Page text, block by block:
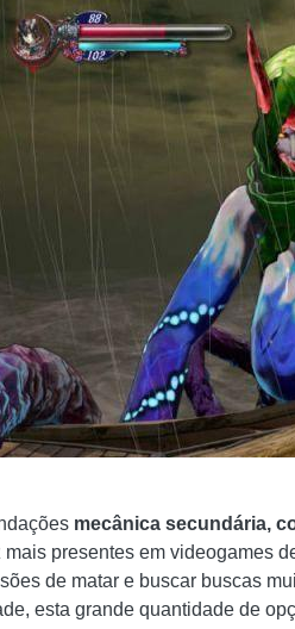
mecânica secundária,
presentes em videogames
de matar e buscar buscas
esta grande quantidade de